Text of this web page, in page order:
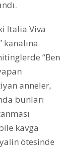
Italia Viva
kanalına
“Ben
anneler,
bunları
kavga
ötesinde